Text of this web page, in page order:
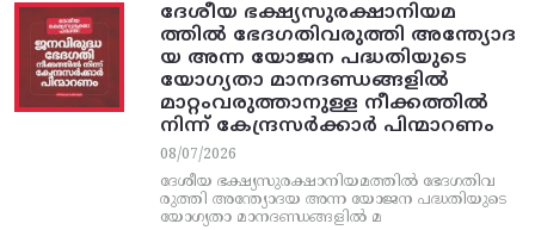
ദേശീയ ഭക്ഷ്യസുരക്ഷാനിയമ
ത്തിൽ ഭേദഗതിവരുത്തി അന്ത്യോദ
യ അന്ന യോജന പദ്ധതിയുടെ
യോഗ്യതാ മാനദണ്ഡങ്ങളിൽ
മാറ്റംവരുത്താനുള്ള നീക്കത്തിൽ
നിന്ന്‌ കേന്ദ്രസർക്കാർ പിന്മാറണം
08/07/2026
ദേശീയ ഭക്ഷ്യസുരക്ഷാനിയമത്തിൽ ഭേദഗതിവ
രുത്തി അന്ത്യോദയ അന്ന യോജന പദ്ധതിയുടെ
യോഗ്യതാ മാനദണ്ഡങ്ങളിൽ മ